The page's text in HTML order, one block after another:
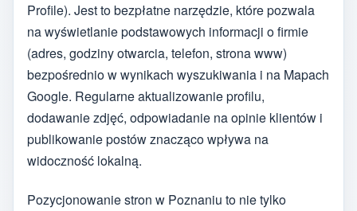
Profile). Jest to bezpłatne narzędzie, które pozwala
na wyświetlanie podstawowych informacji o firmie
(adres, godziny otwarcia, telefon, strona www)
bezpośrednio w wynikach wyszukiwania i na Mapach
Google. Regularne aktualizowanie profilu,
dodawanie zdjęć, odpowiadanie na opinie klientów i
publikowanie postów znacząco wpływa na
widoczność lokalną.
Pozycjonowanie stron w Poznaniu to nie tylko